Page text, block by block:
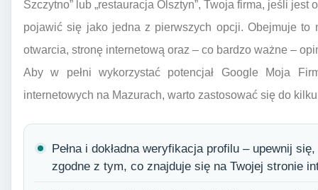
Szczytno” lub „restauracja Olsztyn”, Twoja firma, jeśli
pojawić się jako jedna z pierwszych opcji. Obejmuje to
otwarcia, stronę internetową oraz – co bardzo ważne –
Aby w pełni wykorzystać potencjał Google Moja
internetowych na Mazurach, warto zastosować się do
Pełna i dokładna weryfikacja profilu – upewnij
zgodne z tym, co znajduje się na Twojej stronie